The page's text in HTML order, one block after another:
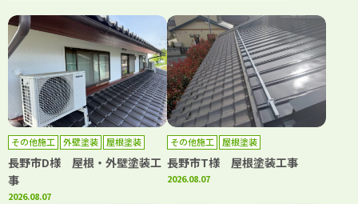
その他施工 外壁塗装 屋根塗装
長野市D様 屋根・外壁塗装工
事
2026.08.07
その他施工 屋根塗装
長野市T様 屋根塗装工事
2026.08.07